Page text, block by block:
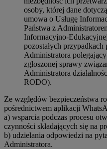
osoby, której dane
umowa o Usługę
Państwa z
Informacyjno-
pozostałych
Administratora
zgłoszonej sprawy
Administratora
RODO).
Ze względów bezpieczeństwa
pośrednictwem aplikacji
a) wsparcia podczas procesu
czynności składających się na
b) udzielania odpowiedzi na
Administratora.